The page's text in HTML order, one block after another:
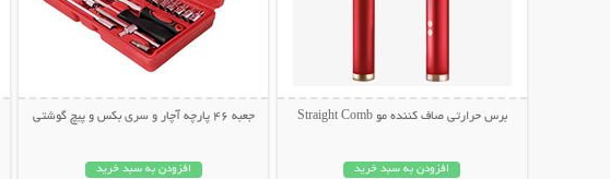
برس حرارتی صاف کننده مو Straight Comb
افزودن به سبد خرید
جعبه 46 پارچه آچار و سری بکس و پیچ گوشتی
افزودن به سبد خرید